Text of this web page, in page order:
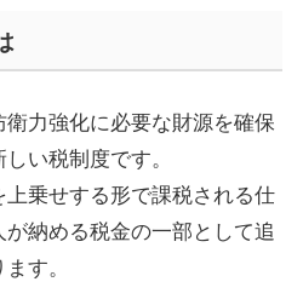
力強化に必要な財源を確保
い税制度です。
乗せする形で課税される仕
納める税金の一部として追
す。